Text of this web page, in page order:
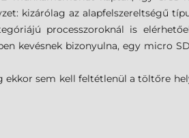
kizárólag az alapfelszereltségű
processzoroknál is
kevésnek bizonyulna, egy micro
ekkor sem kell feltétlenül a töltőre